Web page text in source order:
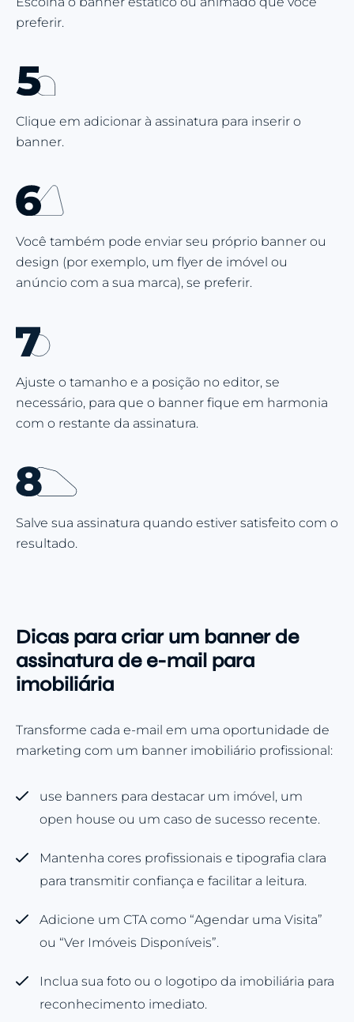
preferir.
Clique em adicionar à assinatura para inserir o
banner.
Você também pode enviar seu próprio banner ou
design (por exemplo, um flyer de imóvel ou
anúncio com a sua marca), se preferir.
Ajuste o tamanho e a posição no editor, se
necessário, para que o banner fique em harmonia
com o restante da assinatura.
Salve sua assinatura quando estiver satisfeito com o
resultado.
Dicas para criar um banner de
assinatura de e-mail para
imobiliária
Transforme cada e-mail em uma oportunidade de
marketing com um banner imobiliário profissional:
use banners para destacar um imóvel, um
open house ou um caso de sucesso recente.
Mantenha cores profissionais e tipografia clara
para transmitir confiança e facilitar a leitura.
Adicione um CTA como “Agendar uma Visita”
ou “Ver Imóveis Disponíveis”.
Inclua sua foto ou o logotipo da imobiliária para
reconhecimento imediato.